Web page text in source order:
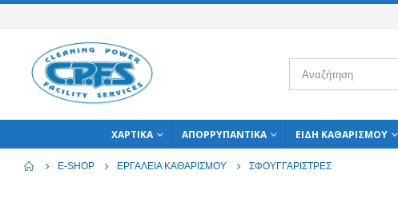
ΧΑΡΤΙΚΆ ΑΠΟΡΡΥΠΑΝΤΙΚΆ ΕΊΔΗ ΚΑΘΑΡΙΣΜΟΎ
E-SHOP ΕΡΓΑΛΕΊΑ ΚΑΘΑΡΙΣΜΟΎ ΣΦΟΥΓΓΑΡΊΣΤΡΕΣ